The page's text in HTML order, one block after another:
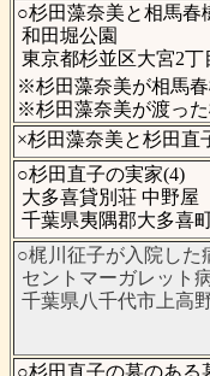
○杉田藻奈美と相馬春
和田堀公園
東京都杉並区大宮2丁
※杉田藻奈美が相馬
※杉田藻奈美が渡っ
×杉田藻奈美と杉田直
○杉田直子の実家(4)
大多喜貸別荘 中野屋
千葉県夷隅郡大多喜
○梶川征子が入院した
セントマーガレット
千葉県八千代市上高
○杉田直子の墓のある